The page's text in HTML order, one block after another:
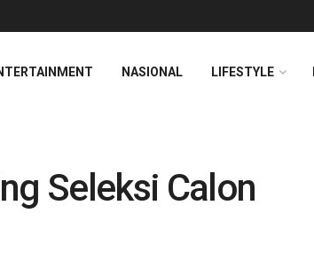
NASIONAL LIFESTYLE
Seleksi Calon